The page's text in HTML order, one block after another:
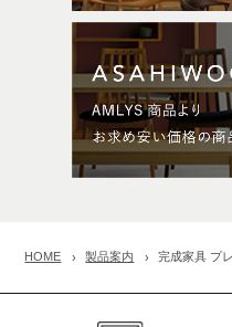
HOME 製品案内 完成家具 プ